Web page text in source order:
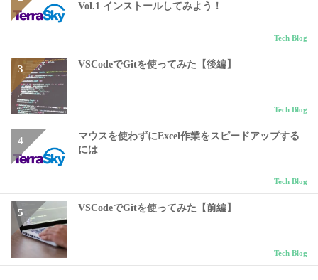
Vol.1 インストールしてみよう！
Tech Blog
VSCodeでGitを使ってみた【後編】
Tech Blog
マウスを使わずにExcel作業をスピードアップする
には
Tech Blog
VSCodeでGitを使ってみた【前編】
Tech Blog